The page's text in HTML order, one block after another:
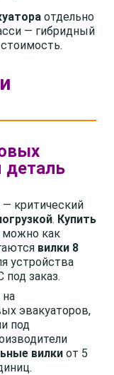
отдельно
— гибридный
деталь
— критический
. Купить
можно как
вилки 8
устройства
под заказ.
на
эвакуаторов,
под
вилки от 5